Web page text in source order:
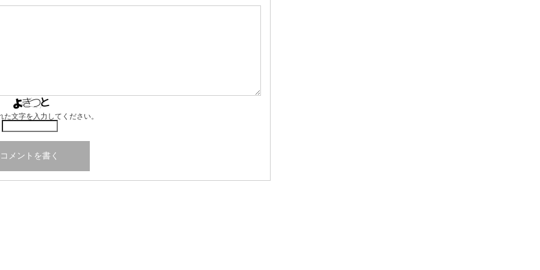
た文字を入力してください。